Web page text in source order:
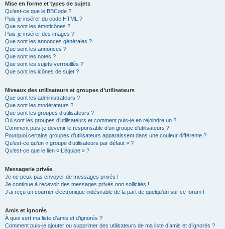
Mise en forme et types de sujets
Qu’est-ce que le BBCode ?
Puis-je insérer du code HTML ?
Que sont les émoticônes ?
Puis-je insérer des images ?
Que sont les annonces générales ?
Que sont les annonces ?
Que sont les notes ?
Que sont les sujets verrouillés ?
Que sont les icônes de sujet ?
Niveaux des utilisateurs et groupes d’utilisateurs
Que sont les administrateurs ?
Que sont les modérateurs ?
Que sont les groupes d’utilisateurs ?
Où sont les groupes d’utilisateurs et comment puis-je en rejoindre un ?
Comment puis-je devenir le responsable d’un groupe d’utilisateurs ?
Pourquoi certains groupes d’utilisateurs apparaissent dans une couleur différente ?
Qu’est-ce qu’un « groupe d’utilisateurs par défaut » ?
Qu’est-ce que le lien « L’équipe » ?
Messagerie privée
Je ne peux pas envoyer de messages privés !
Je continue à recevoir des messages privés non sollicités !
J’ai reçu un courrier électronique indésirable de la part de quelqu’un sur ce forum !
Amis et ignorés
À quoi sert ma liste d’amis et d’ignorés ?
Comment puis-je ajouter ou supprimer des utilisateurs de ma liste d’amis et d’ignorés ?